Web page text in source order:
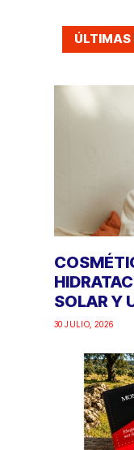
ÚLTIMAS
SOLAR Y
30 JULIO, 2026